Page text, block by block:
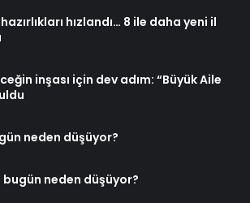
hızlandı… 8 ile daha yeni il
inşası için dev adım: “Büyük Aile
neden düşüyor?
neden düşüyor?